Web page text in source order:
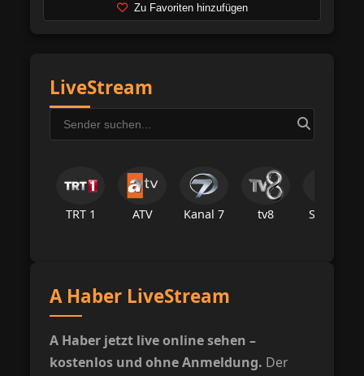
Zu Favoriten hinzufügen
LiveStream
TRT 1 ATV Kanal 7 tv8 Star Tv
A Haber LiveStream
A Haber jetzt live online sehen –
kostenlos und ohne Anmeldung. Der